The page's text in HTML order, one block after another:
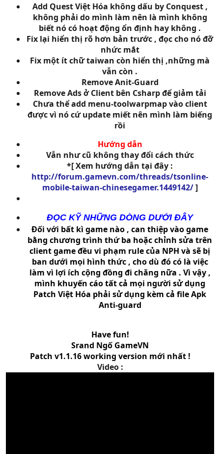
Add Quest Việt Hóa không dấu by Conquest ,
không phải do mình làm nên là mình không
biết nó có hoạt động ổn định hay không .
Fix lại hiển thị rõ hơn bản trước , đọc cho nó đỡ
nhức mắt
Fix một ít chữ taiwan còn hiển thị ,những mà
vẫn còn .
Remove Anit-Guard
Remove Ads ở Client bên Csharp để giảm tải
Chưa thể add menu-toolwarpmap vào client
được vì nó cứ update miết nên mình làm biếng
rồi
Hướng dẫn
Vẫn như cũ không thay đổi cách thức
*[ Xem hướng dẫn tại đây :
http://forum.gamevn.com/threads/tsonline-
mobile-taiwan-chinesegamer.1449142/]
ĐỌC KỸ NHỮNG DÒNG DƯỚI ĐÂY
Đối với bất kì game nào , can thiệp vào game
bằng chương trình thứ ba hoặc chỉnh sửa trên
client game đều vi phạm rule của NPH và sẽ bị
ban dưới mọi hình thức , cho dù đó có là việc
làm vì lợi ích cộng đồng đi chăng nữa . Vì vậy ,
mình khuyến cáo tất cả mọi người sử dụng
Patch Việt Hóa phải sử dụng kèm cả file Apk
Anti-guard
Have fun!
Srand Ngố GameVN
Patch v1.1.16 working version mới nhất !
Video :